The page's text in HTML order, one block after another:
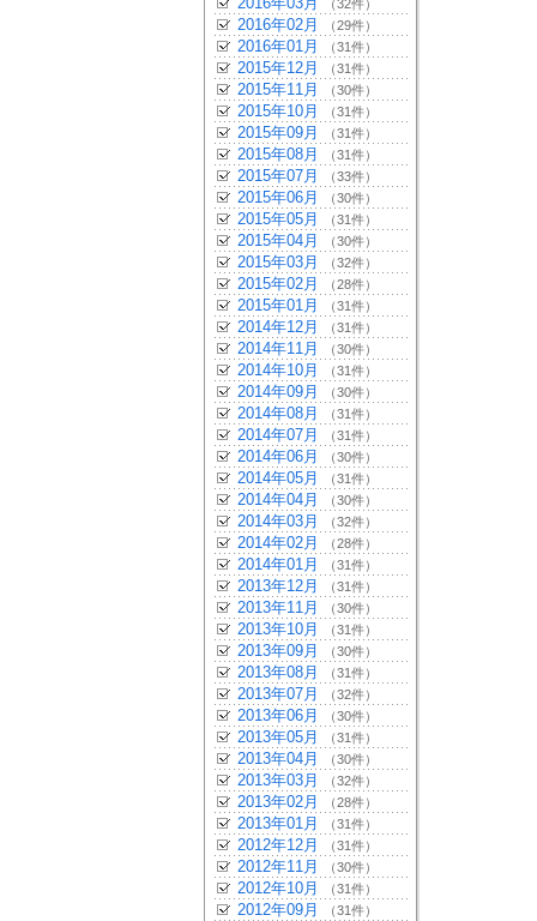
（32件）
2016年02月 （29件）
2016年01月 （31件）
2015年12月 （31件）
2015年11月 （30件）
2015年10月 （31件）
2015年09月 （31件）
2015年08月 （31件）
2015年07月 （33件）
2015年06月 （30件）
2015年05月 （31件）
2015年04月 （30件）
2015年03月 （32件）
2015年02月 （28件）
2015年01月 （31件）
2014年12月 （31件）
2014年11月 （30件）
2014年10月 （31件）
2014年09月 （30件）
2014年08月 （31件）
2014年07月 （31件）
2014年06月 （30件）
2014年05月 （31件）
2014年04月 （30件）
2014年03月 （32件）
2014年02月 （28件）
2014年01月 （31件）
2013年12月 （31件）
2013年11月 （30件）
2013年10月 （31件）
2013年09月 （30件）
2013年08月 （31件）
2013年07月 （32件）
2013年06月 （30件）
2013年05月 （31件）
2013年04月 （30件）
2013年03月 （32件）
2013年02月 （28件）
2013年01月 （31件）
2012年12月 （31件）
2012年11月 （30件）
2012年10月 （31件）
2012年09月 （31件）